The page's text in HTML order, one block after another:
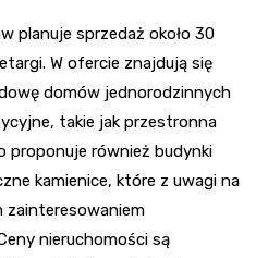
planuje sprzedaż około 30
W ofercie znajdują się
domów jednorodzinnych
takie jak przestronna
proponuje również budynki
kamienice, które z uwagi na
zainteresowaniem
nieruchomości są